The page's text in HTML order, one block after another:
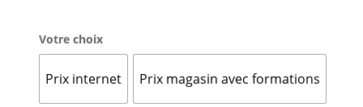
349,00€
Votre choix
Prix internet Prix magasin avec formations